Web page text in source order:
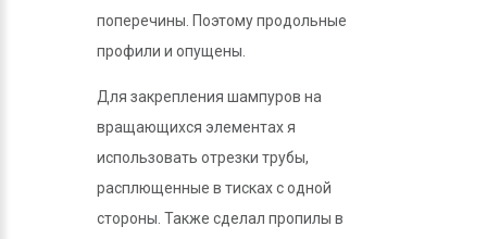
поперечины. Поэтому продольные
профили и опущены.
Для закрепления шампуров на
вращающихся элементах я
использовать отрезки трубы,
расплющенные в тисках с одной
стороны. Также сделал пропилы в